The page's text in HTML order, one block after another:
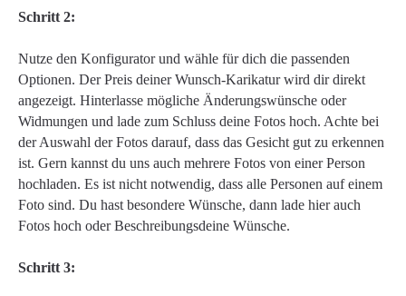
Schritt 2:
Nutze den Konfigurator und wähle für dich die passenden
Optionen. Der Preis deiner Wunsch-Karikatur wird dir direkt
angezeigt. Hinterlasse mögliche Änderungswünsche oder
Widmungen und lade zum Schluss deine Fotos hoch. Achte bei
der Auswahl der Fotos darauf, dass das Gesicht gut zu erkennen
ist. Gern kannst du uns auch mehrere Fotos von einer Person
hochladen. Es ist nicht notwendig, dass alle Personen auf einem
Foto sind. Du hast besondere Wünsche, dann lade hier auch
Fotos hoch oder Beschreibungsdeine Wünsche.
Schritt 3: